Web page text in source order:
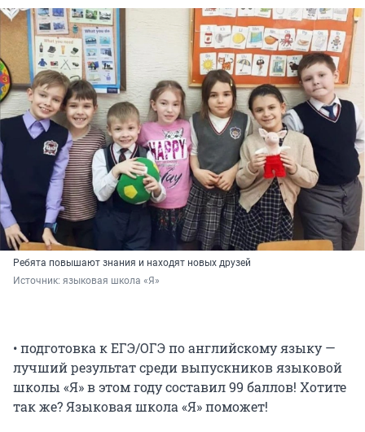
Ребята повышают знания и находят новых друзей
Источник: языковая школа «Я»
• подготовка к ЕГЭ/ОГЭ по английскому языку —
лучший результат среди выпускников языковой
школы «Я» в этом году составил 99 баллов! Хотите
так же? Языковая школа «Я» поможет!